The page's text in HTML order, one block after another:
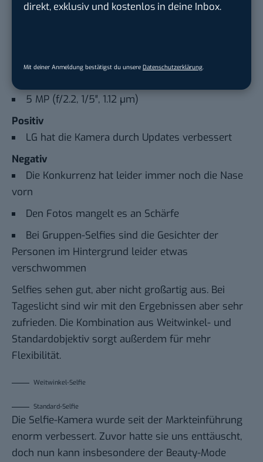
direkt, exklusiv und kostenlos in deine Inbox.
Mit deiner Anmeldung bestätigst du unsere Datenschutzerklärung.
LG V30Selfiekamera
5 MP (f/2.2, 1/5″, 1.12 µm)
Positiv
LG hat die Kamera durch Updates verbessert
Negativ
Die Konkurrenz hat leider immer noch die Nase
vorn
Den Fotos mangelt es an Schärfe
Bei Gruppen-Selfies sind die Gesichter der
Personen im Hintergrund leider etwas
verschwommen
Selfies sehen gut, aber nicht großartig aus. Bei
Tageslicht sind wir mit den Ergebnissen aber sehr
zufrieden. Die Kombination aus Weitwinkel- und
Standardobjektiv sorgt außerdem für mehr
Flexibilität.
Weitwinkel-Selfie
Standard-Selfie
Die Selfie-Kamera wurde seit der Markteinführung
enorm verbessert. Zuvor hatte sie uns enttäuscht,
doch nun kann insbesondere der Beauty-Mode